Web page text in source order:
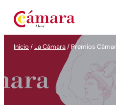
Saltar
contenido
Inicio / La Cámara/ Premios